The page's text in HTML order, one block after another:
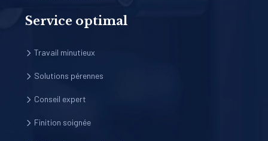
Service optimal
Travail minutieux
Solutions pérennes
Conseil expert
Finition soignée